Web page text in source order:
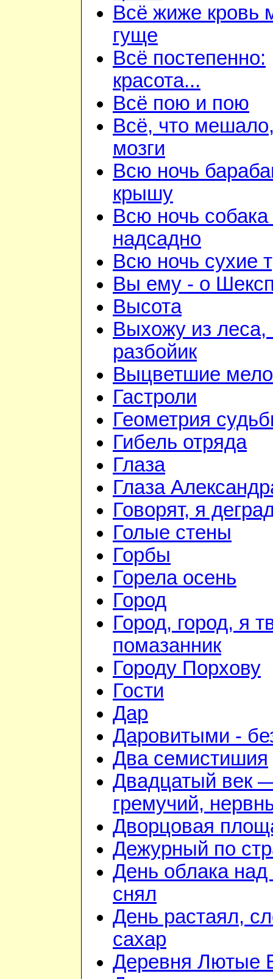
Всё жиже кровь
гуще
Всё постепенно:
красота...
Всё пою и пою
Всё, что
мозги
Всю ночь
крышу
Всю ночь
надсадно
Всю ночь сухие
Вы ему - о
Высота
Выхожу из леса,
разбойик
Выцветшие
Гастроли
Геометрия
Гибель отряда
Глаза
Глаза
Говорят, я
Голые стены
Горбы
Горела осень
Город
Город, город, я
помазанник
Городу Порхову
Гости
Дар
Даровитыми -
Два семистишия
Двадцатый век
гремучий,
Дворцовая
Дежурный по
День облака
снял
День растаял,
сахар
Деревня Лютые